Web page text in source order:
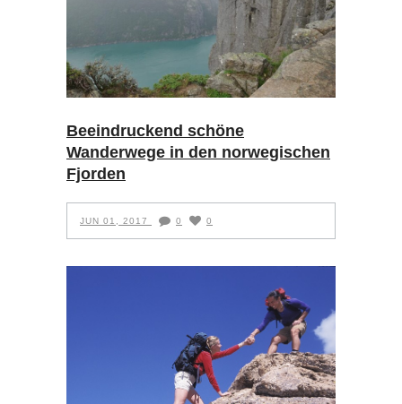
Beeindruckend schöne
Wanderwege in den norwegischen
Fjorden
JUN 01, 2017 0 0